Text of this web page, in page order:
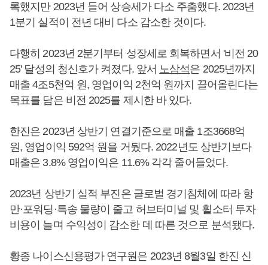
록했지만 2023년 들어 상승세가 다소 주춤했다. 2023년
1분기 실적이 전년 대비 다소 감소한 것이다.
다행히 2023년 2분기부터 성장세로 회복하면서 '비전 20
25' 달성의 청신호가 켜졌다. 앞서 노삼석은 2025년까지
매출 4조5천억 원, 영업이익 2천억 원까지 끌어올린다는
목표를 담은 비전 2025를 제시한 바 있다.
한진은 2023년 상반기 연결기준으로 매출 1조3668억
원, 영업이익 592억 원을 거뒀다. 2022년도 상반기보다
매출은 3.8% 영업이익은 11.6% 각각 줄어들었다.
2023년 상반기 실적 부진은 글로벌 경기침체에 따라 항
만·포워딩·특송 물량이 줄고 허브터미널 및 휠소터 투자
비용이 늘며 수익성이 감소한 데 따른 것으로 분석됐다.
황종 나이스신용평가 연구원은 2023년 8월3일 한진 신